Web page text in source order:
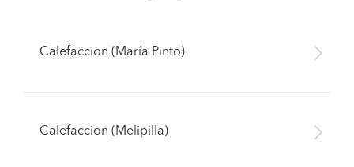
Calefaccion (María Pinto)
Calefaccion (Melipilla)